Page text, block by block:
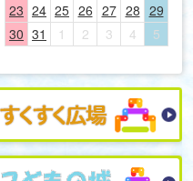
23 24 25 26 27 28 29
30 31 1 2 3 4 5